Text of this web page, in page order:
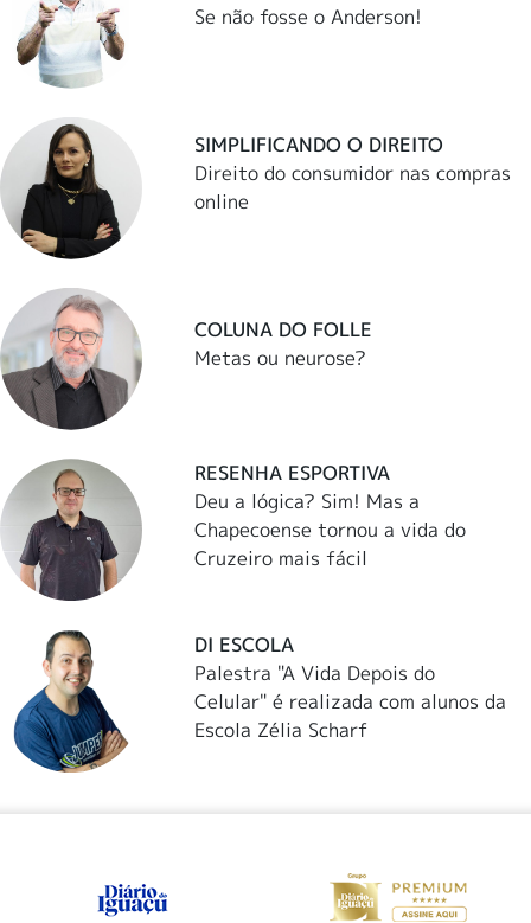
Se não fosse o Anderson!
SIMPLIFICANDO O DIREITO
Direito do consumidor nas compras
online
COLUNA DO FOLLE
Metas ou neurose?
RESENHA ESPORTIVA
Deu a lógica? Sim! Mas a
Chapecoense tornou a vida do
Cruzeiro mais fácil
DI ESCOLA
Palestra "A Vida Depois do
Celular" é realizada com alunos da
Escola Zélia Scharf